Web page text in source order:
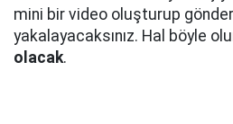
mini bir video oluşturup
yakalayacaksınız. Hal böyle
olacak.